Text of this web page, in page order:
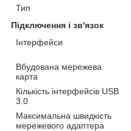
Тип
Підключення і зв'язок
Інтерфейси
Вбудована мережева
карта
Кількість інтерфейсів USB
3.0
Максимальна швидкість
мережевого адаптера